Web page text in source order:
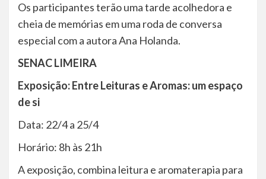
Os participantes terão uma tarde acolhedora e
cheia de memórias em uma roda de conversa
especial com a autora Ana Holanda.
SENAC LIMEIRA
Exposição: Entre Leituras e Aromas: um espaço
de si
Data: 22/4 a 25/4
Horário: 8h às 21h
A exposição, combina leitura e aromaterapia para